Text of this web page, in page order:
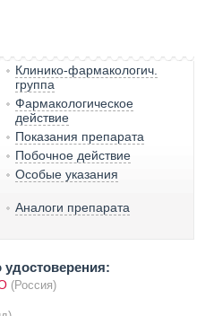
Клинико-фармакологич.
группа
Фармакологическое
действие
Показания препарата
Побочное действие
Особые указания
Аналоги препарата
удостоверения:
(Россия)